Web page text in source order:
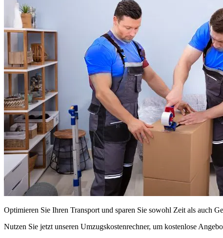
Optimieren Sie Ihren Transport und sparen Sie sowohl Zeit als auch
Nutzen Sie jetzt unseren Umzugskostenrechner, um kostenlose